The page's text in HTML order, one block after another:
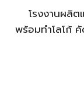
โรงงานผลิต
พร้อมทำโลโก้